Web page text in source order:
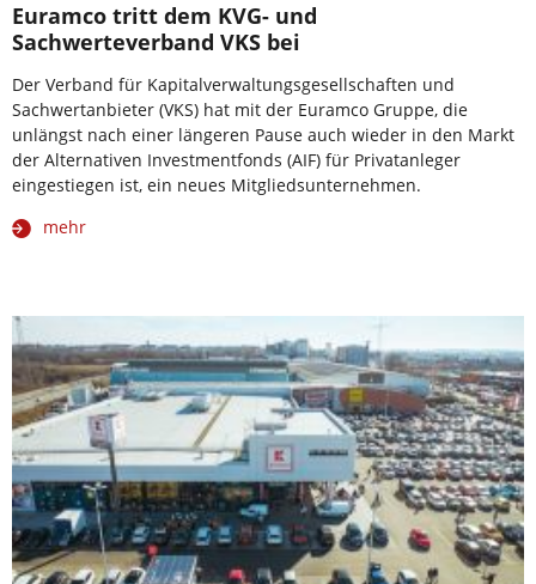
Euramco tritt dem KVG- und
Sachwerteverband VKS bei
Der Verband für Kapitalverwaltungsgesellschaften und
Sachwertanbieter (VKS) hat mit der Euramco Gruppe, die
unlängst nach einer längeren Pause auch wieder in den Markt
der Alternativen Investmentfonds (AIF) für Privatanleger
eingestiegen ist, ein neues Mitgliedsunternehmen.
mehr